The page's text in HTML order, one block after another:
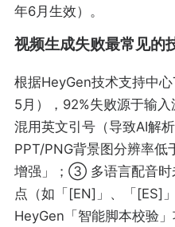
年6月生效）。
视频生成失败最常见的
根据HeyGen技术支持中
5月），92%失败源于输
混用英文引号（导致AI解
PPT/PNG背景图分辨率
增强」；③ 多语言配音时
点（如「[EN]」、「[ES]
HeyGen「智能脚本校验